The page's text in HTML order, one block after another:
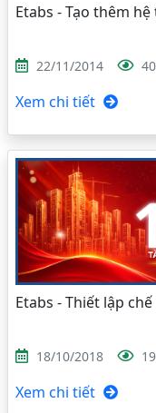
Etabs - Tạo thêm
22/11/2014
Xem chi tiết
Etabs - Thiết lập
18/10/2018
Xem chi tiết